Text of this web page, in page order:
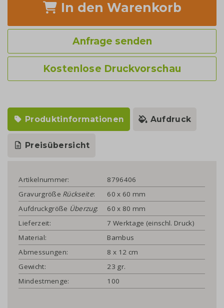
In den Warenkorb
Anfrage senden
Kostenlose Druckvorschau
Produktinformationen Aufdruck
Preisübersicht
Artikelnummer:
8796406
Gravurgröße Rückseite:
60 x 60 mm
Aufdruckgröße Überzug:
60 x 80 mm
Lieferzeit:
7 Werktage (einschl. Druck)
Material:
Bambus
Abmessungen:
8 x 12 cm
Gewicht:
23 gr.
Mindestmenge:
100